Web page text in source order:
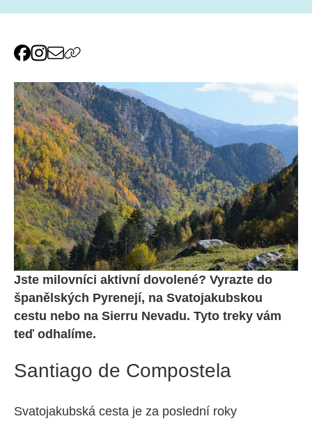
Jste milovníci aktivní dovolené? Vyrazte do
španělských Pyrenejí, na Svatojakubskou
cestu nebo na Sierru Nevadu. Tyto treky vám
teď odhalíme.
Santiago de Compostela
Svatojakubská cesta je za poslední roky